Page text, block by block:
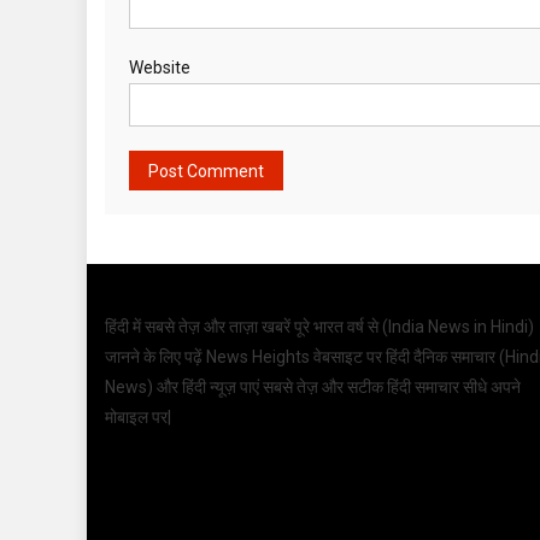
Website
हिंदी में सबसे तेज़ और ताज़ा खबरें पूरे भारत वर्ष से ( India News in Hindi)
जानने के लिए पढ़ें News Heights वेबसाइट पर हिंदी दैनिक समाचार (
News) और हिंदी न्यूज़ पाएं सबसे तेज़ और सटीक हिंदी समाचार सीधे अपने
मोबाइल पर|